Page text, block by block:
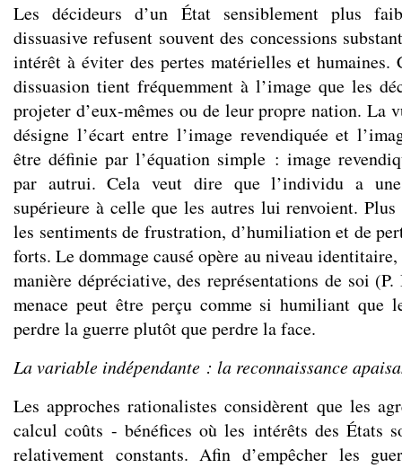
Les décideurs d’un État sensiblement plus
dissuasive refusent souvent des concessions
intérêt à éviter des pertes matérielles et
dissuasion tient fréquemment à l’image que les
projeter d’eux-mêmes ou de leur propre nation. La
désigne l’écart entre l’image revendiquée et
être définie par l’équation simple : image
par autrui. Cela veut dire que l’individu a
supérieure à celle que les autres lui renvoient.
les sentiments de frustration, d’humiliation et de
forts. Le dommage causé opère au niveau
manière dépréciative, des représentations de soi
menace peut être perçu comme si humiliant que
perdre la guerre plutôt que perdre la face.
La variable indépendante : la reconnaissance
Les approches rationalistes considèrent que les
calcul coûts - bénéfices où les intérêts des États
relativement constants. Afin d’empêcher les